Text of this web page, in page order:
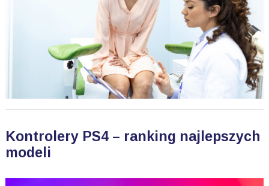
Kontrolery PS4 – ranking najlepszych
modeli